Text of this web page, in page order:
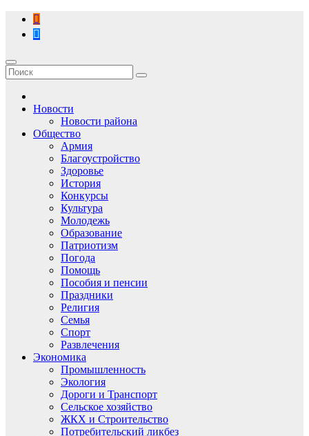
Перейти
содержимому
Новости
Новости района
Общество
Армия
Благоустройство
Здоровье
История
Конкурсы
Культура
Молодежь
Образование
Патриотизм
Погода
Помощь
Пособия и пенсии
Праздники
Религия
Семья
Спорт
Развлечения
Экономика
Промышленность
Экология
Дороги и Транспорт
Сельское хозяйство
ЖКХ и Строительство
Потребительский ликбез